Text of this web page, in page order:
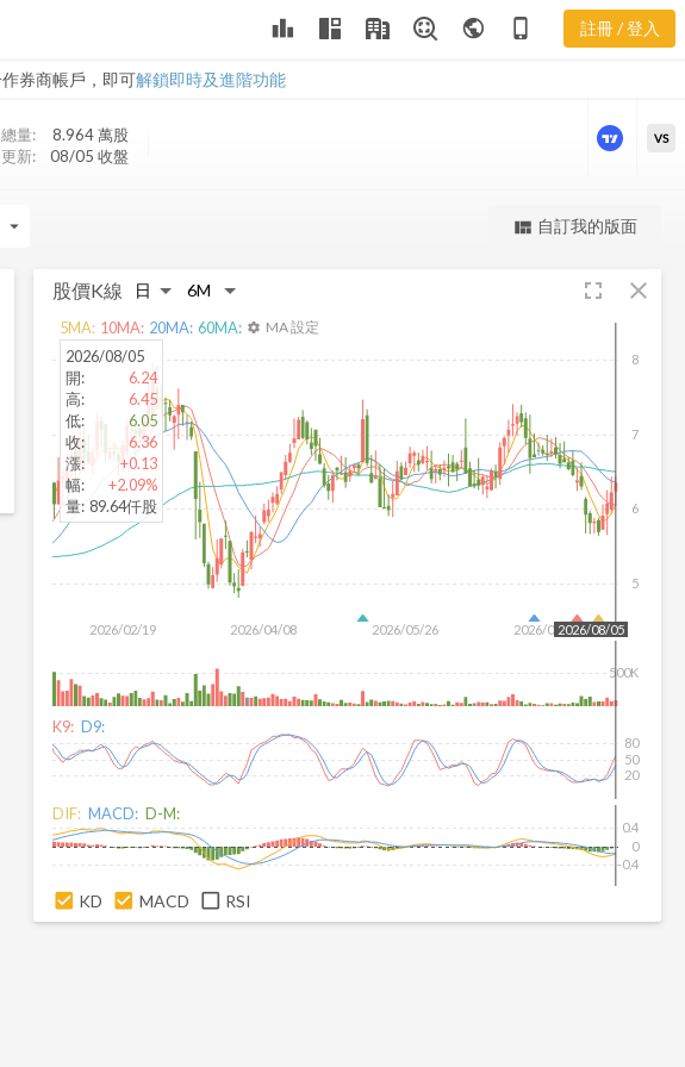
leaderboard public phone_iphone 註冊 / 登入
券商帳戶，即可解鎖即時及進階功能
勢
總量: 8.964 萬股
更新:
08/05 收盤
更強大的進階價量圖表
VS
arrow_drop_down view_quilt 自訂我的版面
股價K線 fullscreen close
2026/02/19 2026/04/08 2026/05/26 2026/07/14
5
6
7
8
2026/08/05
500K
2026/08/05
開:
6.24
高:
6.45
低:
6.05
收:
6.36
漲:
+0.13
幅:
+2.09%
量: 89.64仟股
5MA: 10MA: 20MA: 60MA: settings MA 設定
K9: D9:
20
50
80
DIF: MACD: D-M:
-0.4
0
0.4
KD MACD RSI